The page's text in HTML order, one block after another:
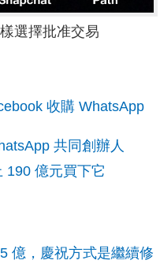
選擇批准交易
收購 WhatsApp
共同創辦人
190 億元買下它
億，慶祝方式是繼續修